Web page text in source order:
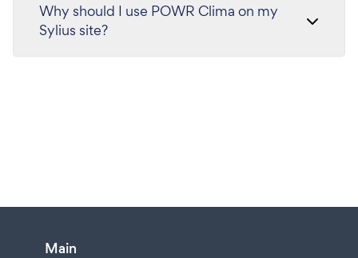
Why should I use POWR Clima on my
Sylius site?
Main